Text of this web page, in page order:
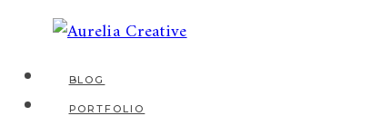
BLOG
PORTFOLIO